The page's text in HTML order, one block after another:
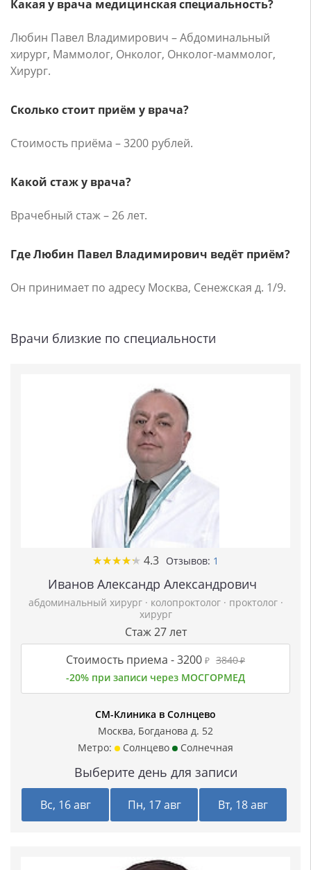
Какая у врача медицинская специальность?
Любин Павел Владимирович – Абдоминальный
хирург, Маммолог, Онколог, Онколог-маммолог,
Хирург.
Сколько стоит приём у врача?
Стоимость приёма – 3200 рублей.
Какой стаж у врача?
Врачебный стаж – 26 лет.
Где Любин Павел Владимирович ведёт приём?
Он принимает по адресу Москва, Сенежская д. 1/9.
Врачи близкие по специальности
★★★★★
★★★★★ 4.3 Отзывов: 1
Иванов Александр Александрович
абдоминальный хирург · колопроктолог · проктолог ·
хирург
Стаж 27 лет
Стоимость приема -3200 ₽ 3840₽
-20% при записи через МОСГОРМЕД
СМ-Клиника в Солнцево
Москва, Богданова д. 52
Метро:
Солнцево Солнечная
Выберите день для записи
Вс, 16 авг Пн, 17 авг Вт, 18 авг